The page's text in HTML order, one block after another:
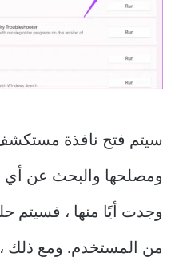
سيتم فتح نافذة
ومصلحها والبحث عن أي
وجدت أيًا منها ، فسيتم
من المستخدم. ومع ذلك